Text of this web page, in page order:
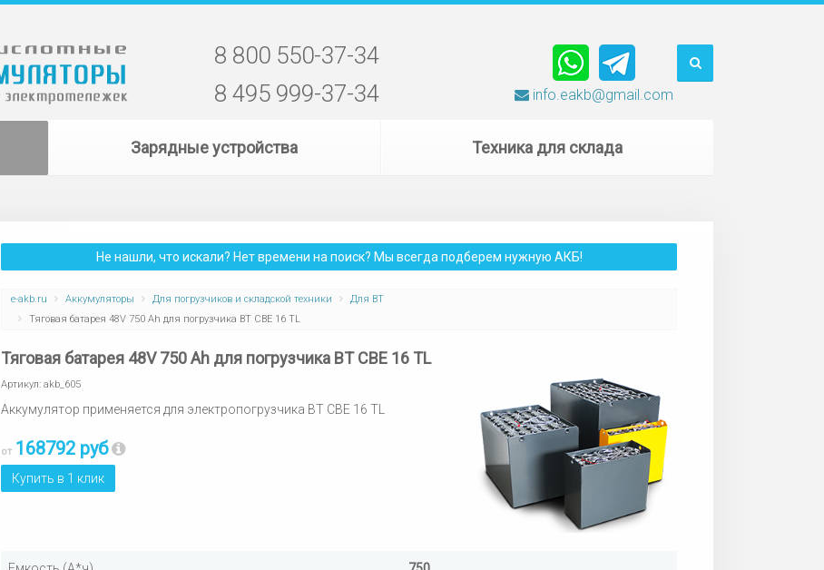
8 800 550-37-34
8 495 999-37-34
info.eakb@gmail.com
Зарядные устройства Техника для склада
Не нашли, что искали? Нет времени на поиск? Мы всегда подберем нужную АКБ!
e-akb.ru Аккумуляторы Для погрузчиков и складской техники
Для BT
Тяговая батарея 48V 750 Ah для погрузчика BT CBE 16 TL
Тяговая батарея 48V 750 Ah для погрузчика BT CBE 16 TL
Артикул: akb_605
Аккумулятор применяется для электропогрузчика BT CBE 16 TL
от 168792 руб
Купить в 1 клик